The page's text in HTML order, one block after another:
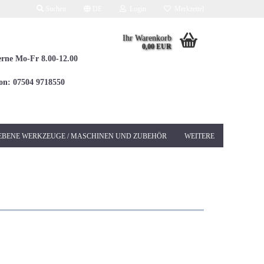
Mo-Fr 8.00-12.00
07504 9718550
Ihr Warenkorb
0,00 EUR
WERKZEUGE / MASCHINEN UND ZUBEHÖR WEITERE
Sanierungsschleifer